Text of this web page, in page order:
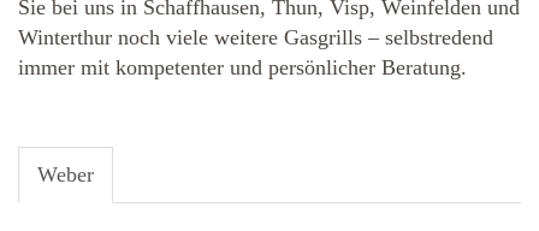
Sie bei uns in Schaffhausen, Thun, Visp, Weinfelden und
Winterthur noch viele weitere Gasgrills – selbstredend
immer mit kompetenter und persönlicher Beratung.
Weber